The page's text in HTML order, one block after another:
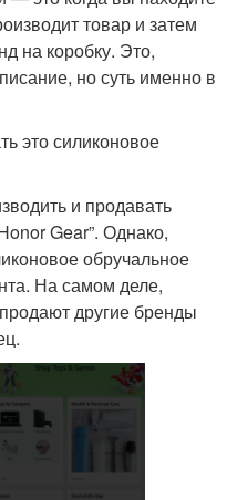
товар и затем
на коробку. Это,
но суть именно в
это силиконовое
и продавать
Gear”. Однако,
обручальное
На самом деле,
другие бренды